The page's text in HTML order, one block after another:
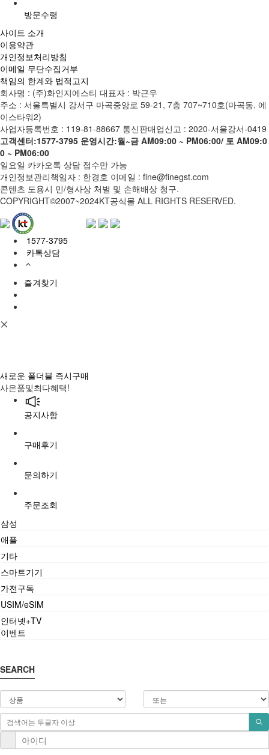
방문수령
사이트 소개
이용약관
개인정보처리방침
이메일 무단수집거부
책임의 한계와 법적고지
회사명 : (주)화인지에스티 대표자 : 박근우
주소 : 서울특별시 강서구 마곡중앙로 59-21, 7층 707~710호(마곡동, 에
이스타워2)
사업자등록번호 : 119-81-88667 통신판매업신고 : 2020-서울강서-0419
고객센터:1577-3795 운영시간:월~금 AM09:00 ~ PM06:00/ 토 AM09:0
0 ~ PM06:00
일요일 카카오톡 상담 접수만 가능
개인정보관리책임자 : 한경호 이메일 : fine@finegst.com
콘텐츠 도용시 민/형사상 처벌 및 손해배상 청구.
COPYRIGHT©2007~2024KT공식몰 ALL RIGHTS RESERVED.
1577-3795
카톡상담
즐겨찾기
새로운 폴더블 즉시구매
사은품및최다혜택!
공지사항
구매후기
문의하기
주문조회
삼성
애플
기타
스마트기기
가전구독
USIM/eSIM
인터넷+TV
이벤트
SEARCH